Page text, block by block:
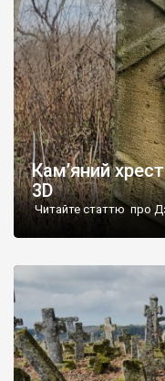
палацу виїхала
Кам’яний
3D
Читайте статтю про